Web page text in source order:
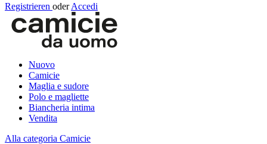
Registrieren oder Accedi
Nuovo
Camicie
Maglia e sudore
Polo e magliette
Biancheria intima
Vendita
Alla categoria Camicie